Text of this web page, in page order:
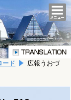
ード
広報うおづ